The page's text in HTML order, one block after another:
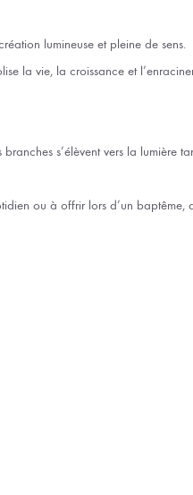
lumineuse et pleine de sens.
la vie, la croissance et
s’élèvent vers la lumière
ou à offrir lors d’un baptême,